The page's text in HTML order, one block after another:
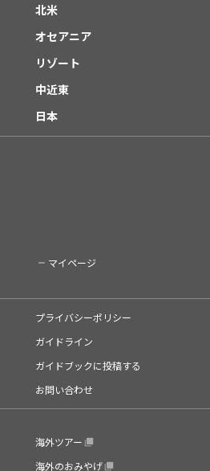
北米
オセアニア
リゾート
中近東
日本
マイページ
プライバシーポリシー
ガイドライン
ガイドブックに投稿する
お問い合わせ
海外ツアー
海外のおみやげ